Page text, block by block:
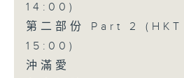
14:00)
第二部份 Part 2
15:00)
沖滿愛